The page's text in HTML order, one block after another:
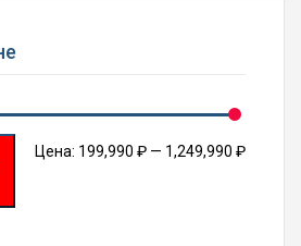
Цена: 199,990 ₽ — 1,249,990 ₽